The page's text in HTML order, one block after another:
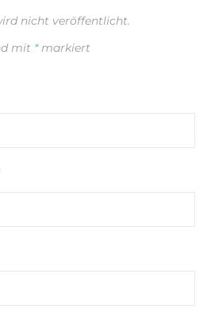
nicht veröffentlicht.
mit *markiert